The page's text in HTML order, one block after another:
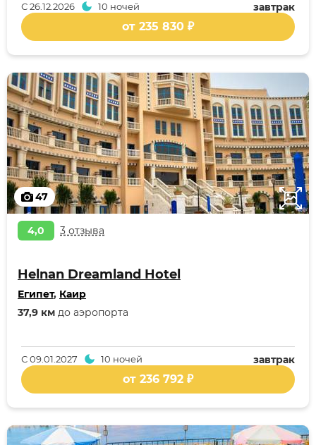
завтрак
С26.12.2026 10 ночей
от 235 830 ₽
47
4,0 3 отзыва
Helnan Dreamland Hotel
Египет, Каир
37,9 км до аэропорта
завтрак
С09.01.2027 10 ночей
от 236 792 ₽